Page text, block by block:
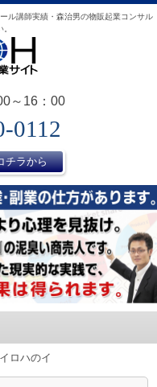
ル講師実績・森治男の物販起業コンサル
～16：00
0112
チラから
ロハのイ